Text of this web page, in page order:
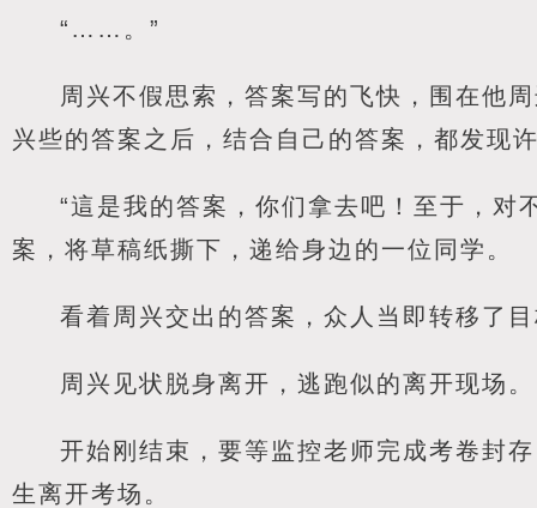
“……。”
周兴不假思索，答案写的飞快，围在他
兴些的答案之后，结合自己的答案，都发现
“這是我的答案，你们拿去吧！至于，对
案，将草稿纸撕下，递给身边的一位同学。
看着周兴交出的答案，众人当即转移了
周兴见状脱身离开，逃跑似的离开现场。
开始刚结束，要等监控老师完成考卷封
生离开考场。